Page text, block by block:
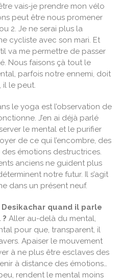
vais-je prendre mon vélo
peut être nous promener
2. Je ne serai plus la
cycliste avec son mari. Et
va me permettre de passer
Nous faisons çà tout le
parfois notre ennemi, doit
il le peut.
le yoga est l’observation de
J’en ai déjà parlé
le mental et le purifier
de ce qui l’encombre, des
émotions destructrices.
anciens ne guident plus
notre futur. Il s’agit
dans un présent neuf.
quand il parle
Aller au-delà du mental,
pour que, transparent, il
Apaiser le mouvement
à ne plus être esclaves des
à distance des émotions…
rendent le mental moins